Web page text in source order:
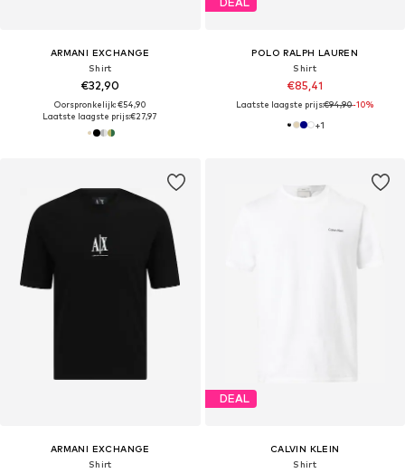
ARMANI EXCHANGE
Shirt
€32,90
Oorspronkelijk: €54,90
Laatste laagste prijs:€27,97
POLO RALPH LAUREN
Shirt
€85,41
Laatste laagste prijs:€94,90-10%
+1
ARMANI EXCHANGE
Shirt
DEAL
CALVIN KLEIN
Shirt